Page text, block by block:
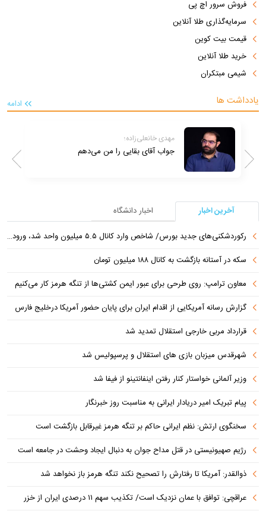
فروش سرور اچ پی
سرمایه‌گذاری طلا آنلاین
قیمت بیت کوین
خرید طلا آنلاین
شیمی مبتکران
یادداشت ها ادامه
حسین پاک؛
آیا حماس واقعاً سلاح خود را تحویل خواهد
آخرین اخبار
اخبار دانشگاه
رکوردشکنی‌های جدید بورس/ شاخص وارد کانال ۵.۵ میلیون واحد شد، ورود ۹ همت پول حقیقی
سکه در آستانه بازگشت به کانال ۱۸۸ میلیون تومان
معاون ترامپ: روی طرحی برای عبور ایمن کشتی‌ها از تنگه هرمز کار می‌کنیم
گزارش رسانه آمریکایی از اقدام ایران برای پایان حضور آمریکا درخلیج فارس
قرارداد مربی خارجی استقلال تمدید شد
شهرقدس میزبان بازی های استقلال و پرسپولیس شد
وزیر آلمانی خواستار کنار رفتن اینفانتینو از فیفا شد
پیام تبریک امیر دریادار ایرانی به مناسبت روز خبرنگار
سخنگوی ارتش: نظم ایرانی حاکم بر تنگه هرمز غیرقابل بازگشت است
رژیم صهیونیستی در قتل مداح جوان به دنبال ایجاد وحشت در جامعه است
ذوالقدر: آمریکا تا رفتارش را تصحیح نکند تنگه هرمز باز نخواهد شد
عراقچی: توافق با عمان نزدیک است/ تکذیب سهم ۱۱ درصدی ایران از خزر